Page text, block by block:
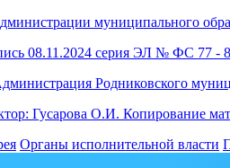
муниципального
08.11.2024 серия ЭЛ № ФС 77 -
Родниковского
Гусарова О.И. Копирование
Органы исполнительной власти